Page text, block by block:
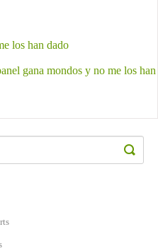
los han dado
gana mondos y no me los han